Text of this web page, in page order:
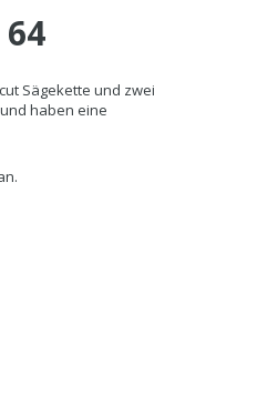
Sägekette und zwei
haben eine